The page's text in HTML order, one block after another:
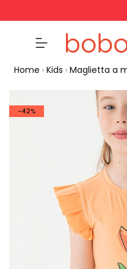
Home Kids Maglietta a
-42%